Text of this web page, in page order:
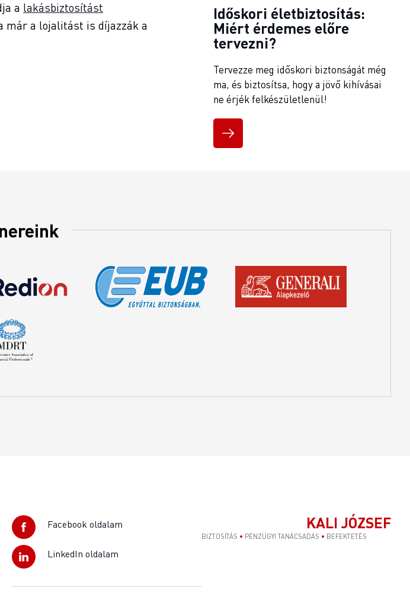
a lakásbiztosítást
már a lojalitást is díjazzák a
Időskori életbiztosítás:
Miért érdemes előre
tervezni?
Tervezze meg időskori biztonságát még
ma, és biztosítsa, hogy a jövő kihívásai
ne érjék felkészületlenül!
Facebook oldalam
LinkedIn oldalam
KALI JÓZSEF
BIZTOSÍTÁS • PÉNZÜGYI TANÁCSADÁS • BEFEKTETÉS